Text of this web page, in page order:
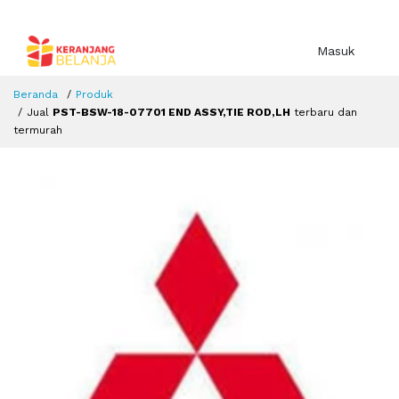
Masuk
Beranda
Produk
Jual PST-BSW-18-07701 END ASSY,TIE ROD,LH terbaru dan
termurah